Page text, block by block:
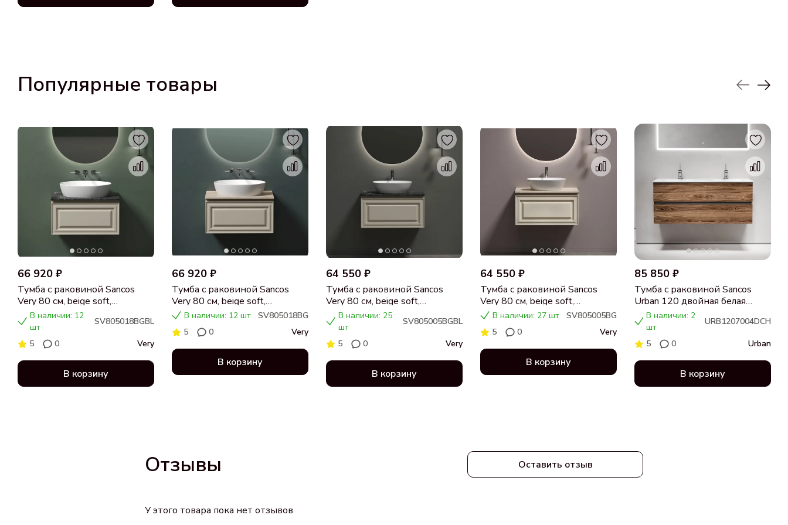
Популярные товары
66 920 ₽
Тумба с раковиной Sancos
Very 80 см, beige soft,
столешница черный мрамор,
раковина CN5018
В наличии: 12
шт
SV805018BGBL
5
0 Very
В корзину
66 920 ₽
Тумба с раковиной Sancos
Very 80 см, beige soft,
столешница бежевая,
раковина CN5018
В наличии: 12 шт
SV805018BG
5
0 Very
В корзину
64 550 ₽
Тумба с раковиной Sancos
Very 80 см, beige soft,
столешница черный мрамор,
раковина CN5005
В наличии: 25
шт
SV805005BGBL
5
0 Very
В корзину
64 550 ₽
Тумба с раковиной Sancos
Very 80 см, beige soft,
столешница бежевая,
раковина CN5005
В наличии: 27 шт
SV805005BG
5
0 Very
В корзину
85 850 ₽
Тумба с раковиной Sancos
Urban 120 двойная белая
раковина CN7004, дуб
чарльстон
В наличии: 2
шт
URB1207004DCH
5
0 Urban
В корзину
Отзывы Оставить отзыв
У этого товара пока нет отзывов